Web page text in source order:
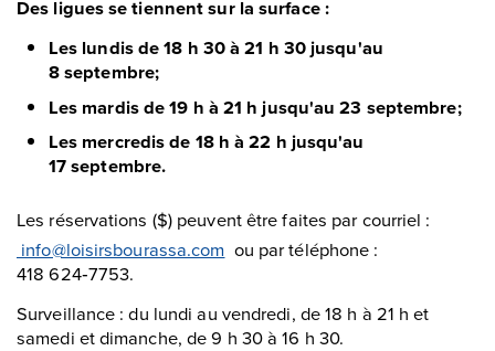
Des ligues se tiennent sur la surface :
Les lundis de 18 h 30 à 21 h 30 jusqu'au
8 septembre;
Les mardis de 19 h à 21 h jusqu'au 23 septembre;
Les mercredis de 18 h à 22 h jusqu'au
17 septembre.
Les réservations ($) peuvent être faites par courriel :
info@loisirsbourassa.com ou par téléphone :
418 624‑7753.
Surveillance : du lundi au vendredi, de 18 h à 21 h et
samedi et dimanche, de 9 h 30 à 16 h 30.